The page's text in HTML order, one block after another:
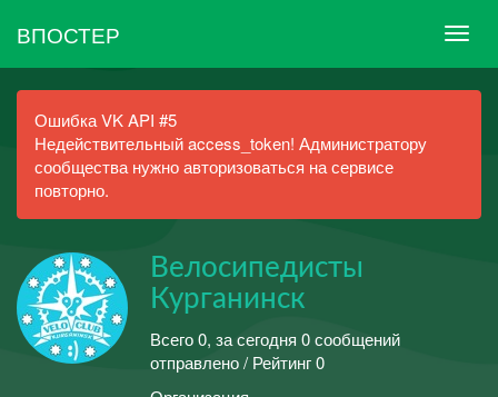
ВПОСТЕР
Ошибка VK API #5
Недействительный access_token! Администратору
сообщества нужно авторизоваться на сервисе
повторно.
Велосипедисты
Курганинск
Всего 0, за сегодня 0 сообщений
отправлено / Рейтинг 0